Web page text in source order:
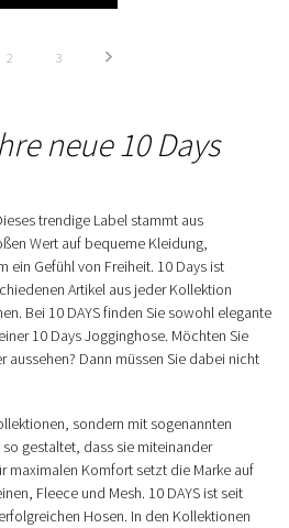
2 3
neue 10 Days
trendige Label stammt aus
Wert auf bequeme Kleidung,
ein Gefühl von Freiheit. 10 Days ist
Artikel aus jeder Kollektion
Bei 10 DAYS finden Sie sowohl elegante
10 Days Jogginghose. Möchten Sie
aussehen? Dann müssen Sie dabei nicht
sondern mit sogenannten
gestaltet, dass sie miteinander
maximalen Komfort setzt die Marke auf
Fleece und Mesh. 10 DAYS ist seit
Hosen. In den Kollektionen